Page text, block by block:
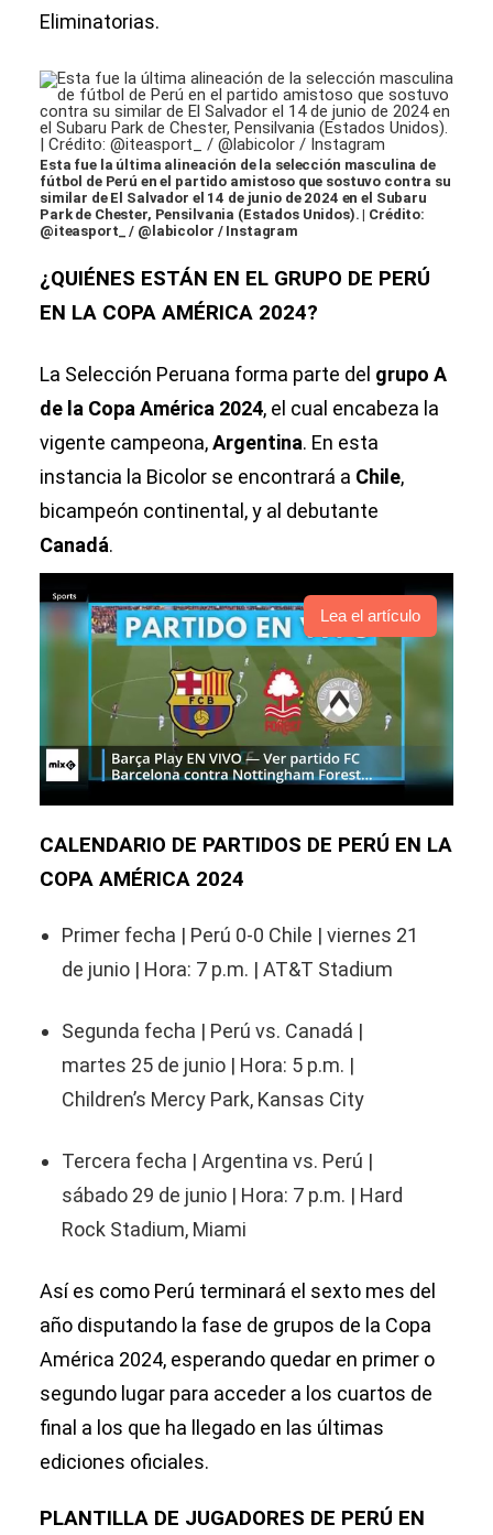
Eliminatorias.
Esta fue la última alineación de la selección masculina de
fútbol de Perú en el partido amistoso que sostuvo contra su
similar de El Salvador el 14 de junio de 2024 en el Subaru
Park de Chester, Pensilvania (Estados Unidos). | Crédito:
@iteasport_ / @labicolor / Instagram
¿QUIÉNES ESTÁN EN EL GRUPO DE PERÚ
EN LA COPA AMÉRICA 2024?
La Selección Peruana forma parte del grupo A
de la Copa América 2024, el cual encabeza la
vigente campeona,Argentina. En esta
instancia la Bicolor se encontrará a Chile,
bicampeón continental, y al debutante
Canadá.
Lea el artículo
CALENDARIO DE PARTIDOS DE PERÚ EN LA
COPA AMÉRICA 2024
Primer fecha | Perú 0-0 Chile | viernes 21
de junio | Hora: 7 p.m. | AT&T Stadium
Segunda fecha | Perú vs. Canadá |
martes 25 de junio | Hora: 5 p.m. |
Children’s Mercy Park, Kansas City
Tercera fecha | Argentina vs. Perú |
sábado 29 de junio | Hora: 7 p.m. | Hard
Rock Stadium, Miami
Así es como Perú terminará el sexto mes del
año disputando la fase de grupos de la Copa
América 2024, esperando quedar en primer o
segundo lugar para acceder a los cuartos de
final a los que ha llegado en las últimas
ediciones oficiales.
PLANTILLA DE JUGADORES DE PERÚ EN